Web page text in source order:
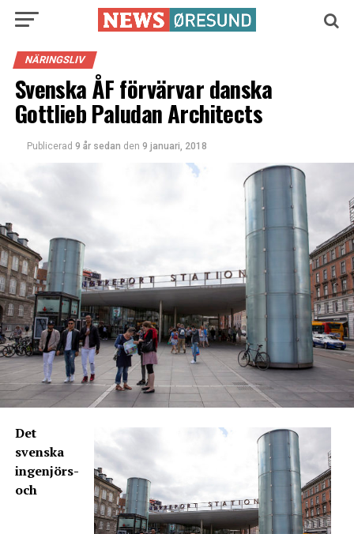
NÄRINGSLIV
Svenska ÅF förvärvar danska
Gottlieb Paludan Architects
Publicerad 9 år sedan den 9 januari, 2018
Det
svenska
ingenjörs-
och